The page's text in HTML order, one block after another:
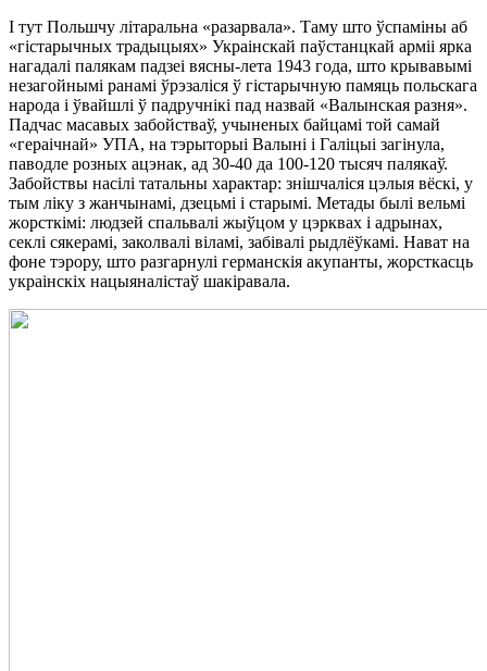
І тут Польшчу літаральна «разарвала». Таму што ўспаміны аб
«гістарычных традыцыях» Украінскай паўстанцкай арміі ярка
нагадалі палякам падзеі вясны-лета 1943 года, што крывавымі
незагойнымі ранамі ўрэзаліся ў гістарычную памяць польскага
народа і ўвайшлі ў падручнікі пад назвай «Валынская разня».
Падчас масавых забойстваў, учыненых байцамі той самай
«гераічнай» УПА, на тэрыторыі Валыні і Галіцыі загінула,
паводле розных ацэнак, ад 30-40 да 100-120 тысяч палякаў.
Забойствы насілі татальны характар: знішчаліся цэлыя вёскі, у
тым ліку з жанчынамі, дзецьмі і старымі. Метады былі вельмі
жорсткімі: людзей спальвалі жыўцом у цэрквах і адрынах,
секлі сякерамі, заколвалі віламі, забівалі рыдлёўкамі. Нават на
фоне тэрору, што разгарнулі германскія акупанты, жорсткасць
украінскіх нацыяналістаў шакіравала.